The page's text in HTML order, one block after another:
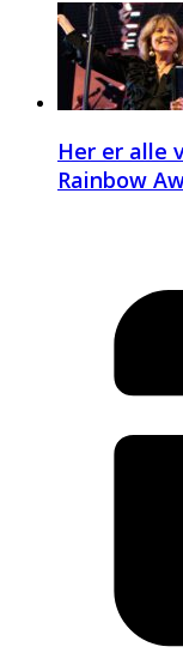
Her er alle
Rainbow